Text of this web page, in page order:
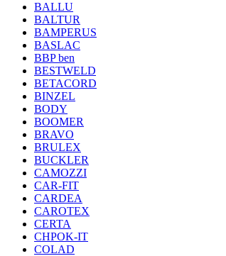
BALLU
BALTUR
BAMPERUS
BASLAC
BBP ben
BESTWELD
BETACORD
BINZEL
BODY
BOOMER
BRAVO
BRULEX
BUCKLER
CAMOZZI
CAR-FIT
CARDEA
CAROTEX
CERTA
CHPOK-IT
COLAD